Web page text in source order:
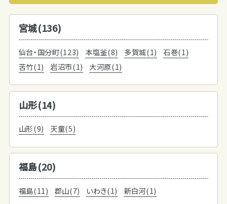
宮城(136)
仙台・国分町(123) 本塩釜(8) 多賀城(1)
石巻(1)
苦竹(1)
岩沼市(1) 大河原(1)
山形(14)
山形(9) 天童(5)
福島(20)
福島(11) 郡山(7) いわき(1) 新白河(1)